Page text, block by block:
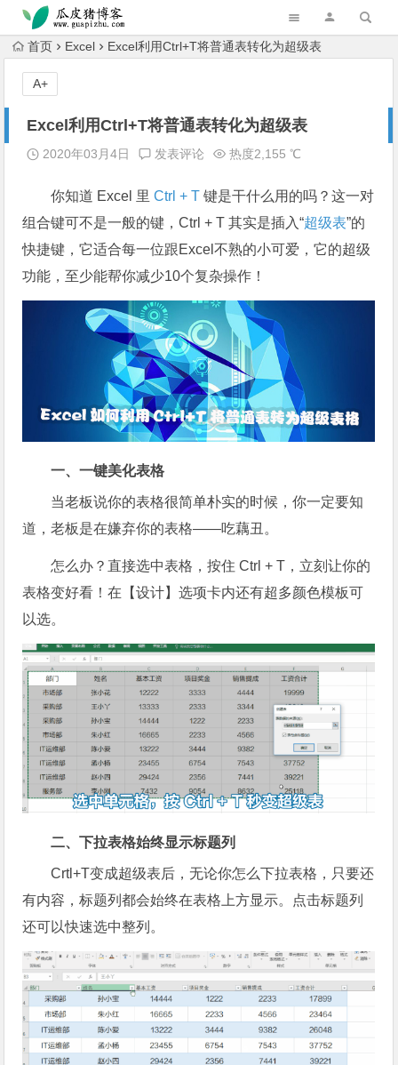
跳转到主内容
首页 Excel Excel利用Ctrl+T将普通表转化为超级表
Excel利用Ctrl+T将普通表转化为超级表
2020年03月4日 发表评论 热度2,155 ℃
你知道 Excel 里Ctrl + T 键是干什么用的吗？这一对
组合键可不是一般的键，Ctrl + T 其实是插入“超级表”的
快捷键，它适合每一位跟Excel不熟的小可爱，它的超级
功能，至少能帮你减少10个复杂操作！
一、一键美化表格
当老板说你的表格很简单朴实的时候，你一定要知
道，老板是在嫌弃你的表格——吃藕丑。
怎么办？直接选中表格，按住 Ctrl + T，立刻让你的
表格变好看！在【设计】选项卡内还有超多颜色模板可
以选。
二、下拉表格始终显示标题列
Crtl+T变成超级表后，无论你怎么下拉表格，只要还
有内容，标题列都会始终在表格上方显示。点击标题列
还可以快速选中整列。
A+